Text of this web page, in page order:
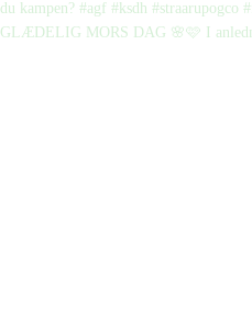
GLÆDELIG MORS DAG 🌸🩷 I